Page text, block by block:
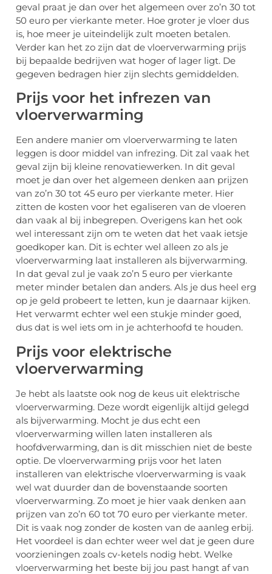
geval praat je dan over het algemeen over zo’n 30 tot
50 euro per vierkante meter. Hoe groter je vloer dus
is, hoe meer je uiteindelijk zult moeten betalen.
Verder kan het zo zijn dat de vloerverwarming prijs
bij bepaalde bedrijven wat hoger of lager ligt. De
gegeven bedragen hier zijn slechts gemiddelden.
Prijs voor het infrezen van
vloerverwarming
Een andere manier om vloerverwarming te laten
leggen is door middel van infrezing. Dit zal vaak het
geval zijn bij kleine renovatiewerken. In dit geval
moet je dan over het algemeen denken aan prijzen
van zo’n 30 tot 45 euro per vierkante meter. Hier
zitten de kosten voor het egaliseren van de vloeren
dan vaak al bij inbegrepen. Overigens kan het ook
wel interessant zijn om te weten dat het vaak ietsje
goedkoper kan. Dit is echter wel alleen zo als je
vloerverwarming laat installeren als bijverwarming.
In dat geval zul je vaak zo’n 5 euro per vierkante
meter minder betalen dan anders. Als je dus heel erg
op je geld probeert te letten, kun je daarnaar kijken.
Het verwarmt echter wel een stukje minder goed,
dus dat is wel iets om in je achterhoofd te houden.
Prijs voor elektrische
vloerverwarming
Je hebt als laatste ook nog de keus uit elektrische
vloerverwarming. Deze wordt eigenlijk altijd gelegd
als bijverwarming. Mocht je dus echt een
vloerverwarming willen laten installeren als
hoofdverwarming, dan is dit misschien niet de beste
optie. De vloerverwarming prijs voor het laten
installeren van elektrische vloerverwarming is vaak
wel wat duurder dan de bovenstaande soorten
vloerverwarming. Zo moet je hier vaak denken aan
prijzen van zo’n 60 tot 70 euro per vierkante meter.
Dit is vaak nog zonder de kosten van de aanleg erbij.
Het voordeel is dan echter weer wel dat je geen dure
voorzieningen zoals cv-ketels nodig hebt. Welke
vloerverwarming het beste bij jou past hangt af van